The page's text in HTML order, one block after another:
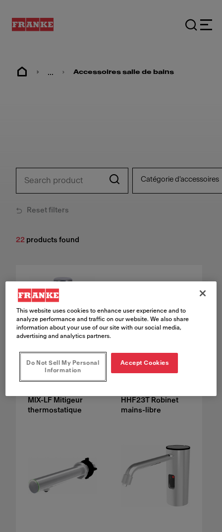
... Accessoires salle de bains
Catégorie d'accessoires
Reset filters
22 products found
MIX-LF Mitigeur
thermostatique
HHF23T Robinet
mains-libre
This website uses cookies to enhance user experience and to
analyze performance and traffic on our website. We also share
information about your use of our site with our social media,
advertising and analytics partners.
Do Not Sell My Personal
Information
Accept Cookies